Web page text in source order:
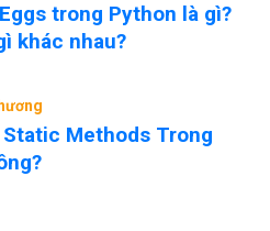
trong Python là gì?
khác nhau?
Static Methods Trong